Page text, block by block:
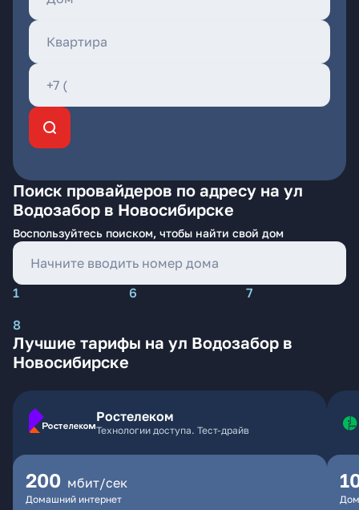
Поиск провайдеров по адресу на ул
Водозабор в Новосибирске
Воспользуйтесь поиском, чтобы найти свой дом
1 6
7
8
Лучшие тарифы на ул Водозабор в
Новосибирске
Ростелеком
Технологии доступа. Тест-драйв
200 мбит/сек
Домашний интернет